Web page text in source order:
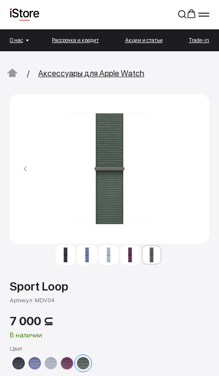
О нас Рассрочка и кредит Акции и статьи Trade-in
/ Аксессуары для Apple Watch
Sport Loop
Артикул: MDV04
7 000 ⊆
В наличии
Цвет